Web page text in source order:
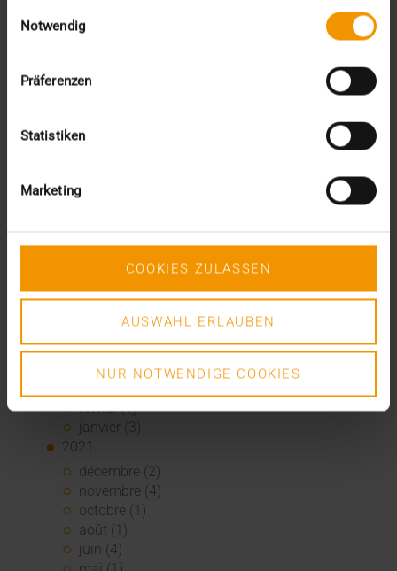
Notwendig
Präferenzen
Statistiken
Marketing
COOKIES ZULASSEN
AUSWAHL ERLAUBEN
NUR NOTWENDIGE COOKIES
avril (1)
2023
novembre (5)
juin (4)
mars (1)
février (1)
2022
décembre (2)
novembre (1)
juin (1)
février (1)
janvier (3)
2021
décembre (2)
novembre (4)
octobre (1)
août (1)
juin (4)